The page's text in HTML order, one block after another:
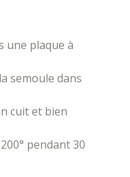
une plaque à
semoule dans
cuit et bien
pendant 30